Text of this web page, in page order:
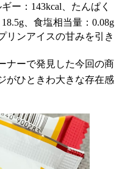
ー：143kcal、たんぱく
、食塩相当量：0.08g
リンアイスの甘みを引き
ナーで発見した今回の商
がひときわ大きな存在感